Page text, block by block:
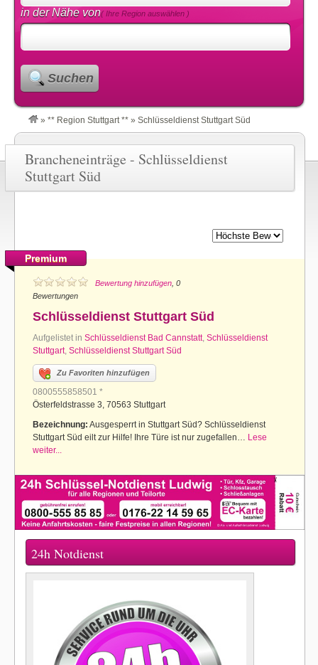
in der Nähe von( Ihre Region auswählen )
Suchen
» ** Region Stuttgart ** » Schlüsseldienst Stuttgart Süd
Brancheneinträge - Schlüsseldienst
Stuttgart Süd
Premium
Bewertung hinzufügen , 0
Bewertungen
Schlüsseldienst Stuttgart Süd
Aufgelistet in Schlüsseldienst Bad Cannstatt, Schlüsseldienst
Stuttgart, Schlüsseldienst Stuttgart Süd
Zu Favoriten hinzufügen
0800555858501 *
Österfeldstrasse 3, 70563 Stuttgart
Bezeichnung: Ausgesperrt in Stuttgart Süd? Schlüsseldienst
Stuttgart Süd eilt zur Hilfe! Ihre Türe ist nur zugefallen… Lese
weiter...
24h Notdienst